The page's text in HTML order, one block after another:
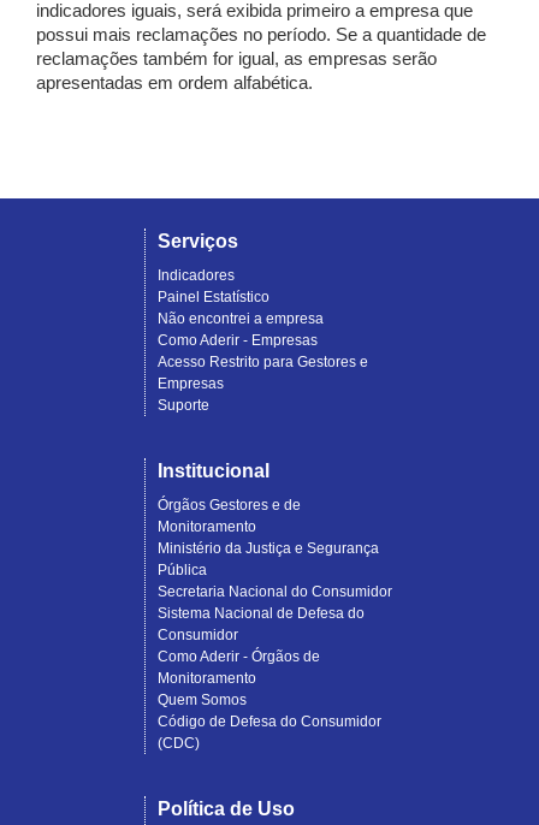
indicadores iguais, será exibida primeiro a empresa que
possui mais reclamações no período. Se a quantidade de
reclamações também for igual, as empresas serão
apresentadas em ordem alfabética.
Serviços
Indicadores
Painel Estatístico
Não encontrei a empresa
Como Aderir - Empresas
Acesso Restrito para Gestores e
Empresas
Suporte
Institucional
Órgãos Gestores e de
Monitoramento
Ministério da Justiça e Segurança
Pública
Secretaria Nacional do Consumidor
Sistema Nacional de Defesa do
Consumidor
Como Aderir - Órgãos de
Monitoramento
Quem Somos
Código de Defesa do Consumidor
(CDC)
Política de Uso